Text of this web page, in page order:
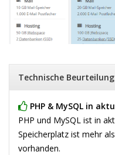
Technische
PHP & MySQL in
PHP und MySQL ist in
Speicherplatz ist mehr
vorhanden.